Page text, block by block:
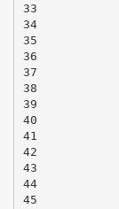
33
34
35
36
37
38
39
40
41
42
43
44
45